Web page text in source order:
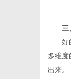
三、
好
多维度
出来。